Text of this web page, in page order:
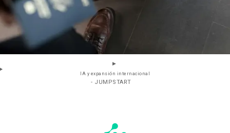
IA y expansión internacional
- JUMPSTART